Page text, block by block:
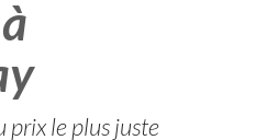
prix le plus juste